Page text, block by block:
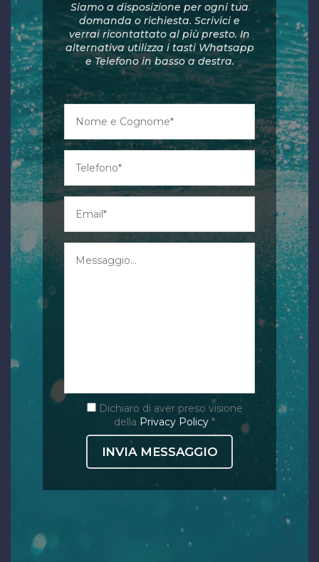
Siamo a disposizione per ogni tua
domanda o richiesta. Scrivici e
verrai ricontattato al più presto. In
alternativa utilizza i tasti Whatsapp
e Telefono in basso a destra.
Dichiaro di aver preso visione
della Privacy Policy *